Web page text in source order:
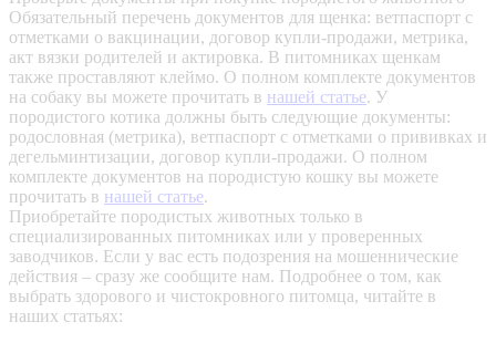
Обязательный перечень документов для щенка: ветпаспорт с
отметками о вакцинации, договор купли-продажи, метрика,
акт вязки родителей и актировка. В питомниках щенкам
также проставляют клеймо. О полном комплекте документов
на собаку вы можете прочитать в нашей статье. У
породистого котика должны быть следующие документы:
родословная (метрика), ветпаспорт с отметками о прививках и
дегельминтизации, договор купли-продажи. О полном
комплекте документов на породистую кошку вы можете
прочитать в нашей статье.
Приобретайте породистых животных только в
специализированных питомниках или у проверенных
заводчиков. Если у вас есть подозрения на мошеннические
действия – сразу же сообщите нам. Подробнее о том, как
выбрать здорового и чистокровного питомца, читайте в
наших статьях: